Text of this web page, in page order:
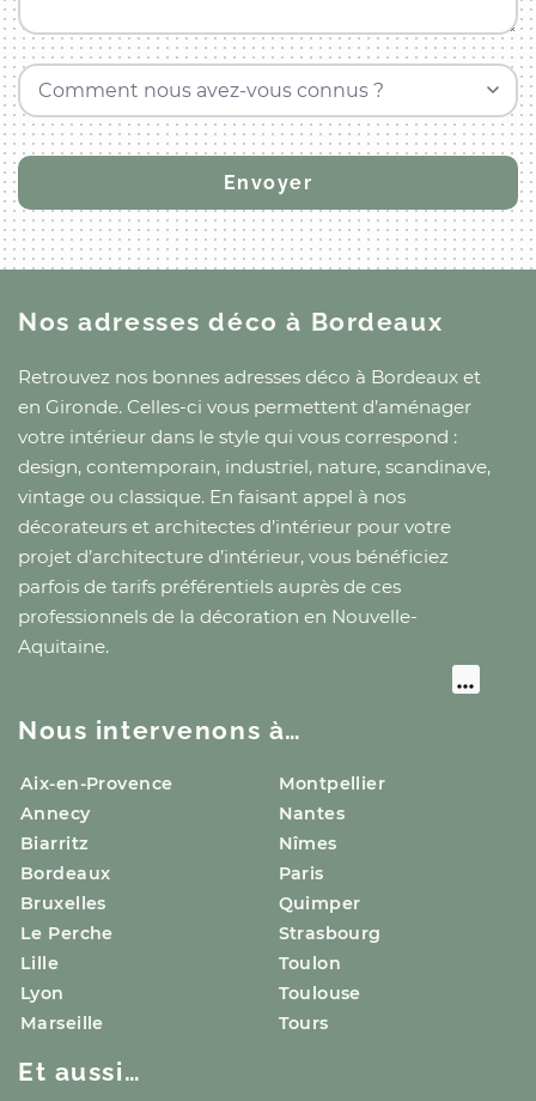
Comment nous avez-vous connus ?
Nos adresses décoà Bordeaux
Retrouvez nos bonnes adresses déco à Bordeaux et
en Gironde. Celles-ci vous permettent d’aménager
votre intérieur dans le style qui vous correspond :
design, contemporain, industriel, nature, scandinave,
vintage ou classique. En faisant appel à nos
décorateurs et architectes d’intérieur pour votre
projet d’architecture d’intérieur, vous bénéficiez
parfois de tarifs préférentiels auprès de ces
professionnels de la décoration en Nouvelle-
Aquitaine.
Nous intervenons à…
Aix-en-Provence
Annecy
Biarritz
Bordeaux
Bruxelles
Le Perche
Lille
Lyon
Marseille
Montpellier
Nantes
Nîmes
Paris
Quimper
Strasbourg
Toulon
Toulouse
Tours
Et aussi…